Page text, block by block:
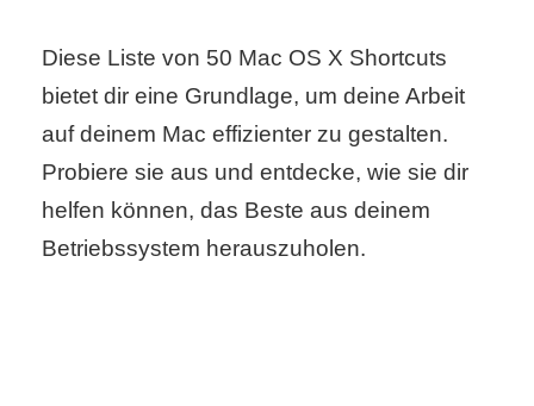
Diese Liste von 50 Mac OS X Shortcuts
bietet dir eine Grundlage, um deine Arbeit
auf deinem Mac effizienter zu gestalten.
Probiere sie aus und entdecke, wie sie dir
helfen können, das Beste aus deinem
Betriebssystem herauszuholen.